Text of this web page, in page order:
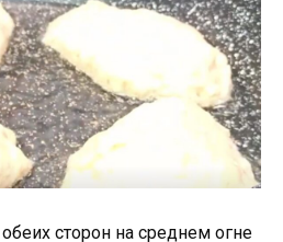
сторон на среднем огне